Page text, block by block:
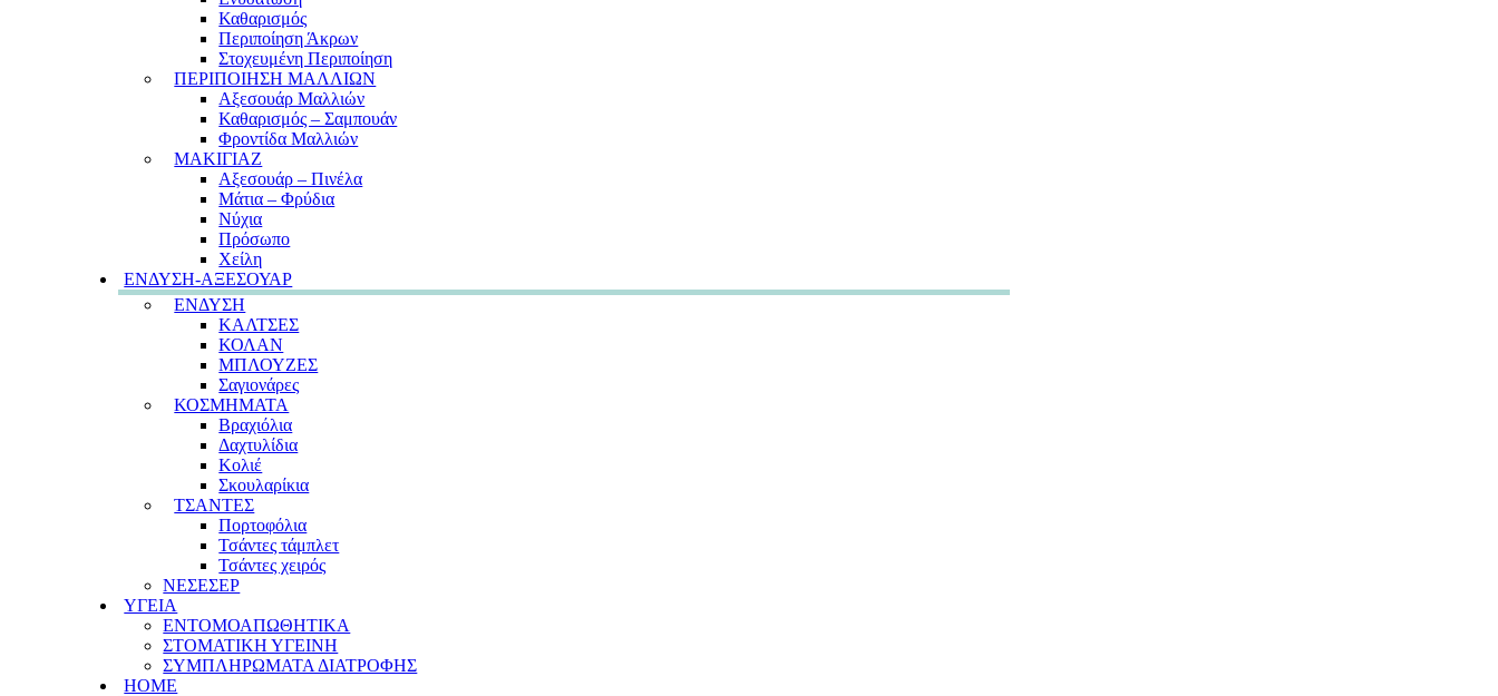
Καθαρισμός
Περιποίηση Άκρων
Στοχευμένη Περιποίηση
ΠΕΡΙΠΟΙΗΣΗ ΜΑΛΛΙΩΝ
Αξεσουάρ Μαλλιών
Καθαρισμός – Σαμπουάν
Φροντίδα Μαλλιών
ΜΑΚΙΓΙΑΖ
Αξεσουάρ – Πινέλα
Μάτια – Φρύδια
Νύχια
Πρόσωπο
Χείλη
ΕΝΔΥΣΗ-ΑΞΕΣΟΥΑΡ
ΕΝΔΥΣΗ
ΚΑΛΤΣΕΣ
ΚΟΛΑΝ
ΜΠΛΟΥΖΕΣ
Σαγιονάρες
ΚΟΣΜΗΜΑΤΑ
Βραχιόλια
Δαχτυλίδια
Κολιέ
Σκουλαρίκια
ΤΣΑΝΤΕΣ
Πορτοφόλια
Τσάντες τάμπλετ
Τσάντες χειρός
ΝΕΣΕΣΕΡ
ΥΓΕΙΑ
ΕΝΤΟΜΟΑΠΩΘΗΤΙΚΑ
ΣΤΟΜΑΤΙΚΗ ΥΓΕΙΝΗ
ΣΥΜΠΛΗΡΩΜΑΤΑ ΔΙΑΤΡΟΦΗΣ
HOME